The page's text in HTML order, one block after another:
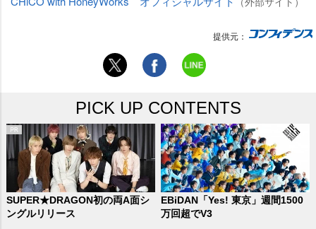
提供元：
PICK UP CONTENTS
SUPER★DRAGON初の両A面シ
ングルリリース
EBiDAN「Yes! 東京」週間1500
万回超でV3